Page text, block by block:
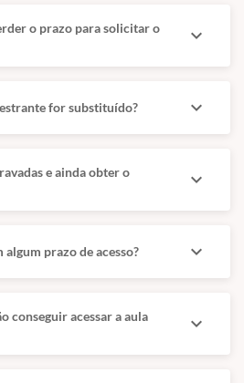
Endoscopia Veterinária.
Atua há mais de 20
cirurgia,
sendo sócia-
aplicação direta na rotina de
o prazo para solicitar o
expand_more
for substituído? expand_more
e ainda obter o
expand_more
algum prazo de acesso? expand_more
conseguir acessar a aula
expand_more